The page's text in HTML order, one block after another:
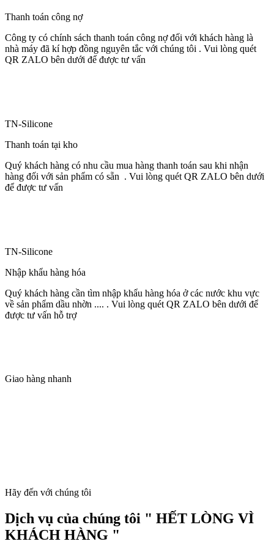
Thanh toán công nợ
Công ty có chính sách thanh toán công nợ đối với khách hàng là
nhà máy đã kí hợp đồng nguyên tắc với chúng tôi . Vui lòng quét
QR ZALO bên dưới để được tư vấn
TN-Silicone
Thanh toán tại kho
Quý khách hàng có nhu cầu mua hàng thanh toán sau khi nhận
hàng đối với sản phẩm có sẵn . Vui lòng quét QR ZALO bên dưới
để được tư vấn
TN-Silicone
Nhập khẩu hàng hóa
Quý khách hàng cần tìm nhập khẩu hàng hóa ở các nước khu vực
về sản phẩm dầu nhờn .... . Vui lòng quét QR ZALO bên dưới để
được tư vấn hỗ trợ
Giao hàng nhanh
Hãy đến với chúng tôi
Dịch vụ của chúng tôi " HẾT LÒNG VÌ
KHÁCH HÀNG "